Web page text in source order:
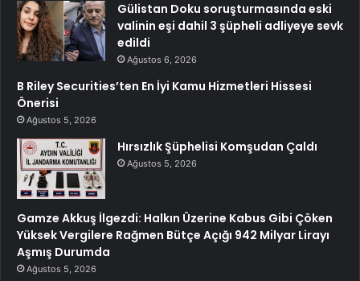
Gülistan Doku soruşturmasında eski
valinin eşi dahil 3 şüpheli adliyeye sevk
edildi
Ağustos 6, 2026
B Riley Securities’ten En İyi Kamu Hizmetleri Hissesi
Önerisi
Ağustos 5, 2026
Hırsızlık Şüphelisi Komşudan Çaldı
Ağustos 5, 2026
Gamze Akkuş İlgezdi: Halkın Üzerine Kabus Gibi Çöken
Yüksek Vergilere Rağmen Bütçe Açığı 942 Milyar Lirayı
Aşmış Durumda
Ağustos 5, 2026